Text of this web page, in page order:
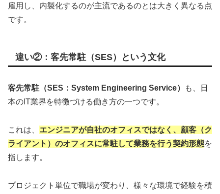
雇用し、内製化するのが主流であるのとは大きく異なる点
です。
違い②：客先常駐（SES）という文化
客先常駐（SES：System Engineering Service）
も、日
本のIT業界を特徴づける働き方の一つです。
これは、 エンジニアが自社のオフィスではなく、顧客（ク
ライアント）のオフィスに常駐して業務を行う契約形態を
指します。
プロジェクト単位で職場が変わり、様々な環境で経験を積